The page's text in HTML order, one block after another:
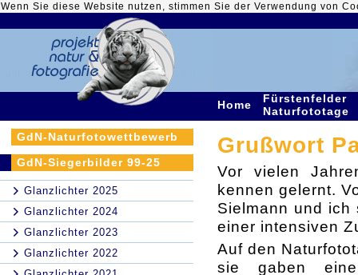
Wenn Sie diese Website nutzen, stimmen Sie der Verwendung von
Home
Fürstenfelder
Naturfototage
GdN-Naturfotowettbewerb
GdN-Siegerbilder 99-25
Glanzlichter 2025
Glanzlichter 2024
Glanzlichter 2023
Glanzlichter 2022
Grußwort
Vor vielen
kennen gelernt.
Sielmann und
einer intensiven
Auf den
sie gaben